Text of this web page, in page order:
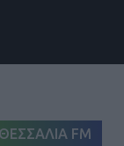
ΘΕΣΣΑΛΙΑ FM